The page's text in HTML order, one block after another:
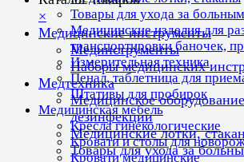
Товары для ухода за
Медицинские изделия для
транспортировки баночек,
Измерительная техника
Пенал, таблетница для
Штативы для пробирок
Медицинская мебель
Кресла гинекологические
Кровати и столы для
Кровати медицинские
×
Медицинские инструменты
Мединструменты
Наборы медицинских
Медтехника
Медицинское
дезинфекции
Медицинские лотки,
Товары для ухода за